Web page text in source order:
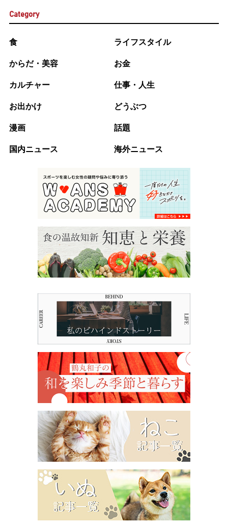
Category
食 ライフスタイル
からだ・美容 お金
カルチャー 仕事・人生
お出かけ どうぶつ
漫画 話題
国内ニュース 海外ニュース